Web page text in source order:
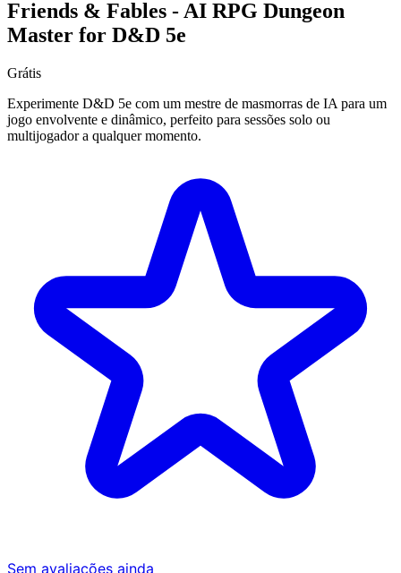
Friends & Fables - AI RPG Dungeon
Master for D&D 5e
Grátis
Experimente D&D 5e com um mestre de masmorras de IA para um
jogo envolvente e dinâmico, perfeito para sessões solo ou
multijogador a qualquer momento.
Sem avaliações ainda